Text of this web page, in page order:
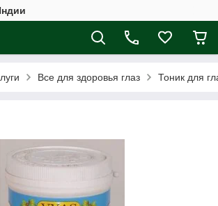
Все для здоровья глаз Тоник для